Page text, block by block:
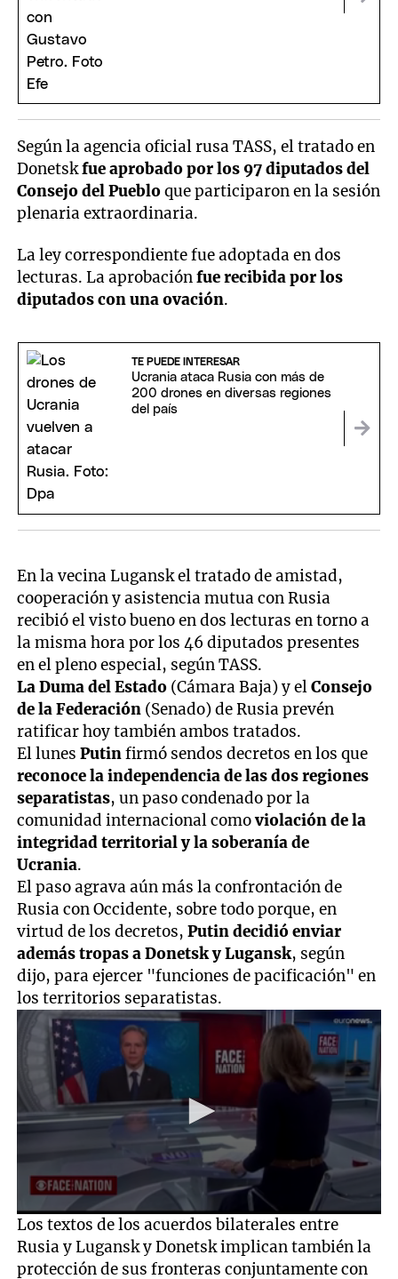
Según la agencia oficial rusa TASS, el tratado en
Donetskfue aprobado por los 97 diputados del
Consejo del Puebloque participaron en la sesión
plenaria extraordinaria.
La ley correspondiente fue adoptada en dos
lecturas. La aprobaciónfue recibida por los
diputados con una ovación.
TE PUEDE INTERESAR
Ucrania ataca Rusia con más de
200 drones en diversas regiones
del país
En la vecina Lugansk el tratado de amistad,
cooperación y asistencia mutua con Rusia
recibió el visto bueno en dos lecturas en torno a
la misma hora por los 46 diputados presentes
en el pleno especial, según TASS.
La Duma del Estado (Cámara Baja) y elConsejo
de la Federación (Senado) de Rusia prevén
ratificar hoy también ambos tratados.
El lunesPutinfirmó sendos decretos en los que
reconoce la independencia de las dos regiones
separatistas, un paso condenado por la
comunidad internacional comoviolación de la
integridad territorial y la soberanía de
Ucrania.
El paso agrava aún más la confrontación de
Rusia con Occidente, sobre todo porque, en
virtud de los decretos, Putin decidió enviar
además tropas a Donetsk y Lugansk, según
dijo, para ejercer "funciones de pacificación" en
los territorios separatistas.
0
seconds
of
1
Los textos de los acuerdos bilaterales entre
Rusia y Lugansk y Donetsk implican también la
protección de sus fronteras conjuntamente con